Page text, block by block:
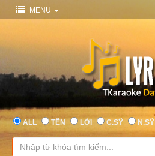
MENU
ALL TÊN LỜI C.SỸ N.SỸ